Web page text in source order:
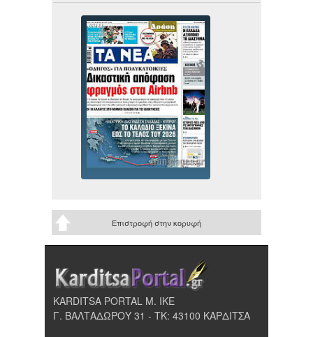
Επιστροφή στην κορυφή
KARDITSA PORTAL Μ. ΙΚΕ
Γ. ΒΑΛΤΑΔΩΡΟΥ 31 - ΤΚ: 43100 ΚΑΡΔΙΤΣΑ